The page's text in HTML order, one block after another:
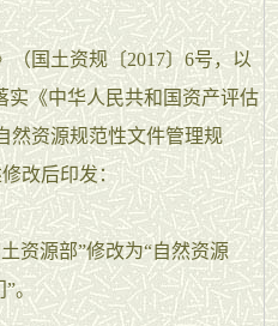
国土资规〔2017〕6号，以
实《中华人民共和国资产评估
然资源规范性文件管理规
改后印发：
资源部”修改为“自然资源
。